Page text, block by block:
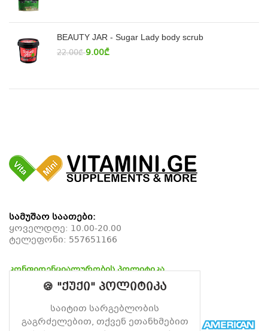
BEAUTY JAR - Sugar Lady body scrub
22.00₾ 9.00₾
სამუშაო საათები:
ყოველდღე: 10.00-20.00
ტელეფონი: 557651166
კონფიდენციალურობის პოლიტიკა
დაბრუნების პოლიტიკა
მიწოდების პოლიტიკა
🍪 "ქუქი" პოლიტიკა
საიტით სარგებლობის
გაგრძელებით, თქვენ ეთანხმებით